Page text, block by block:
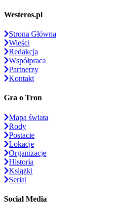
Westeros.pl
Strona Główna
Wieści
Redakcja
Współpraca
Partnerzy
Kontakt
Gra o Tron
Mapa świata
Rody
Postacie
Lokacje
Organizacje
Historia
Książki
Serial
Social Media